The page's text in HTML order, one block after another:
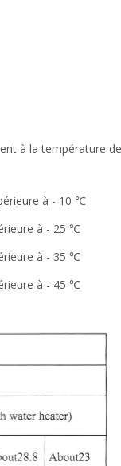
à la température de
à - 10 ℃
à - 25 ℃
à - 35 ℃
à - 45 ℃